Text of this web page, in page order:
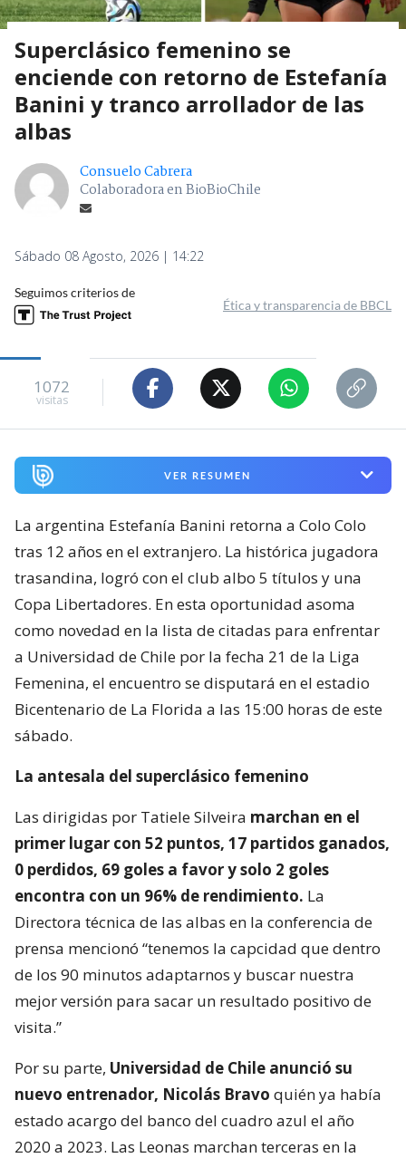
Superclásico femenino se
enciende con retorno de Estefanía
Banini y tranco arrollador de las
albas
Consuelo Cabrera
Colaboradora en BioBioChile
Sábado 08 Agosto, 2026 | 14:22
Seguimos criterios de
Ética y transparencia de BBCL
1072
visitas
VER RESUMEN
La argentina Estefanía Banini retorna a Colo Colo
tras 12 años en el extranjero. La histórica jugadora
trasandina, logró con el club albo 5 títulos y una
Copa Libertadores. En esta oportunidad asoma
como novedad en la lista de citadas para enfrentar
a Universidad de Chile por la fecha 21 de la Liga
Femenina, el encuentro se disputará en el estadio
Bicentenario de La Florida a las 15:00 horas de este
sábado.
La antesala del superclásico femenino
Las dirigidas por Tatiele Silveira marchan en el
primer lugar con 52 puntos, 17 partidos ganados,
0 perdidos, 69 goles a favor y solo 2 goles
encontra con un 96% de rendimiento. La
Directora técnica de las albas en la conferencia de
prensa mencionó “tenemos la capcidad que dentro
de los 90 minutos adaptarnos y buscar nuestra
mejor versión para sacar un resultado positivo de
visita.”
Por su parte, Universidad de Chile anunció su
nuevo entrenador, Nicolás Bravo quién ya había
estado acargo del banco del cuadro azul el año
2020 a 2023. Las Leonas marchan terceras en la